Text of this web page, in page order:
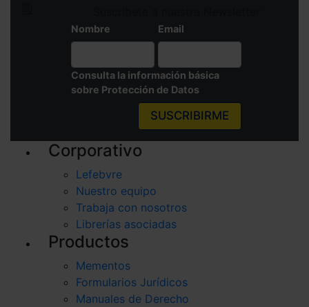
Saber más acerca de las cookies
Nombre Email
Consulta la información básica
sobre Protección de Datos
SUSCRIBIRME
Corporativo
Lefebvre
Nuestro equipo
Trabaja con nosotros
Librerías asociadas
Productos
Mementos
Formularios Jurídicos
Manuales de Derecho